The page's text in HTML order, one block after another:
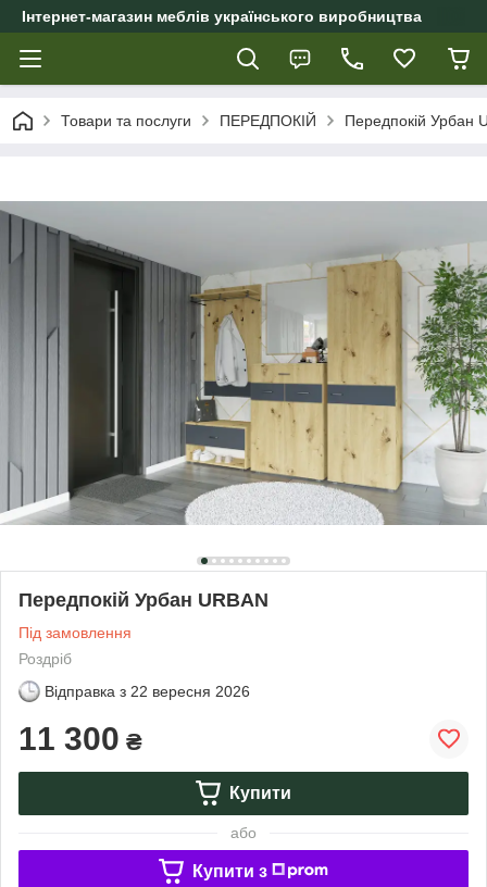
Інтернет-магазин меблів українського виробництва
Товари та послуги ПЕРЕДПОКІЙ Передпокій Урбан
Передпокій Урбан URBAN
Під замовлення
Роздріб
Відправка з 22 вересня 2026
11 300 ₴
Купити
або
Купити з